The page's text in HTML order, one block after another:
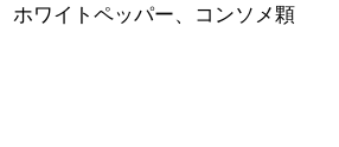
ホワイトペッパー、コンソメ顆